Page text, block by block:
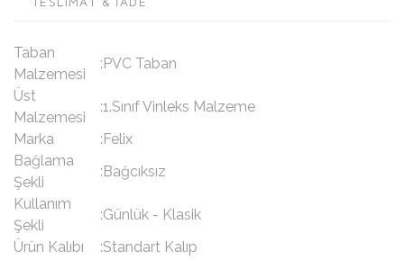
Taban
Malzemesi
:PVC Taban
Üst
Malzemesi
:1.Sınıf Vinleks Malzeme
Marka
:Felix
Bağlama
Şekli
:Bağcıksız
Kullanım
Şekli
:Günlük - Klasik
Ürün Kalıbı
:Standart Kalıp